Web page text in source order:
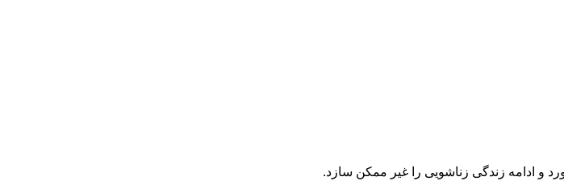
و ادامه زندگی زناشویی را غیر ممکن سازد.